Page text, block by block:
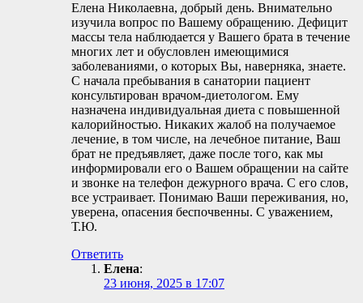
Елена Николаевна, добрый день. Внимательно
изучила вопрос по Вашему обращению. Дефицит
массы тела наблюдается у Вашего брата в течение
многих лет и обусловлен имеющимися
заболеваниями, о которых Вы, наверняка, знаете.
С начала пребывания в санатории пациент
консультирован врачом-диетологом. Ему
назначена индивидуальная диета с повышенной
калорийностью. Никаких жалоб на получаемое
лечение, в том числе, на лечебное питание, Ваш
брат не предъявляет, даже после того, как мы
информировали его о Вашем обращении на сайте
и звонке на телефон дежурного врача. С его слов,
все устраивает. Понимаю Ваши переживания, но,
уверена, опасения беспочвенны. С уважением,
Т.Ю.
Ответить
Елена:
23 июня, 2025 в 17:07